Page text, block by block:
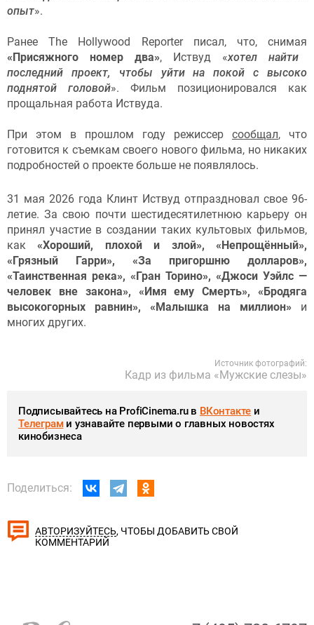
опыт».
Ранее The Hollywood Reporter писал, что, снимая
«Присяжного номер два», Иствуд «хотел найти
последний проект, чтобы уйти на покой с высоко
поднятой головой». Фильм позиционировался как
прощальная работа Иствуда.
При этом в прошлом году режиссер сообщал, что
готовится к съемкам своего нового фильма, но никаких
подробностей о проекте больше не появлялось.
31 мая 2026 года Клинт Иствуд отпраздновал свое 96-
летие. За свою почти шестидесятилетнюю карьеру он
принял участие в создании таких культовых фильмов,
как«Хороший, плохой и злой», «Непрощённый»,
«Грязный Гарри», «За пригоршню долларов»,
«Таинственная река», «Гран Торино», «Джоси Уэйлс —
человек вне закона», «Имя ему Смерть», «Бродяга
высокогорных равнин», «Малышка на миллион» и
многих других.
Источник фотографий:
Кадр из фильма «Мужские слезы»
Подписывайтесь на ProfiCinema.ru в ВКонтакте и
Телеграми узнавайте первыми о главных новостях
кинобизнеса
Поделиться:
АВТОРИЗУЙТЕСЬ, ЧТОБЫ ДОБАВИТЬ СВОЙ
КОММЕНТАРИЙ